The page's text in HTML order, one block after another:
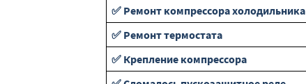
✅ Ремонт компрессора холодильника
✅ Ремонт термостата
✅ Крепление компрессора